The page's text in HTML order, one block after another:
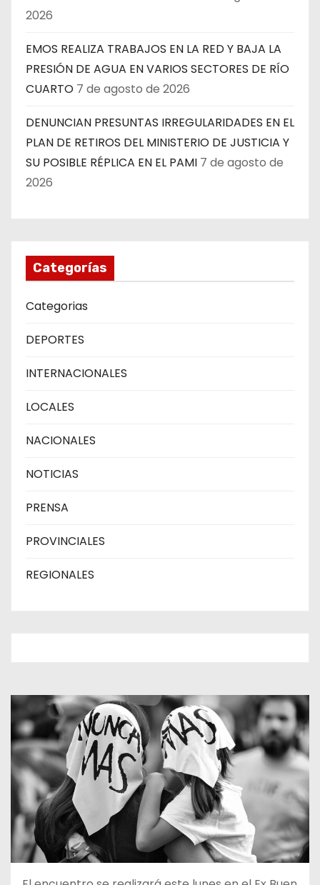
2026
EMOS REALIZA TRABAJOS EN LA RED Y BAJA LA
PRESIÓN DE AGUA EN VARIOS SECTORES DE RÍO
CUARTO 7 de agosto de 2026
DENUNCIAN PRESUNTAS IRREGULARIDADES EN EL
PLAN DE RETIROS DEL MINISTERIO DE JUSTICIA Y
SU POSIBLE RÉPLICA EN EL PAMI 7 de agosto de
2026
Categorías
Categorias
DEPORTES
INTERNACIONALES
LOCALES
NACIONALES
NOTICIAS
PRENSA
PROVINCIALES
REGIONALES